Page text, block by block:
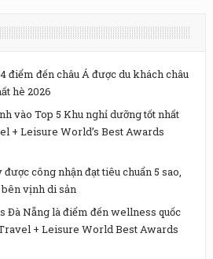
điểm đến châu Á được du khách châu
hè 2026
vào Top 5 Khu nghỉ dưỡng tốt nhất
+ Leisure World’s Best Awards
công nhận đạt tiêu chuẩn 5 sao,
vịnh di sản
Đà Nẵng là điểm đến wellness quốc
+ Leisure World Best Awards